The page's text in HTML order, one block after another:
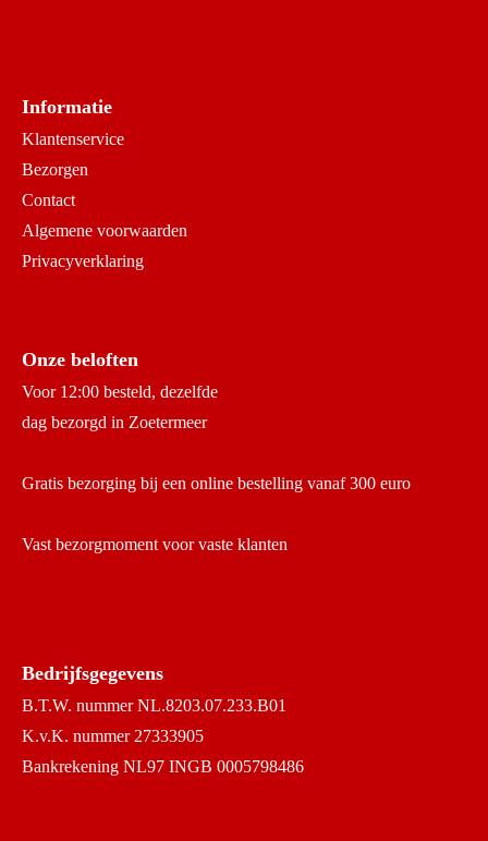
Informatie
Klantenservice
Bezorgen
Contact
Algemene voorwaarden
Privacyverklaring
Onze beloften
Voor 12:00 besteld, dezelfde
dag bezorgd in Zoetermeer
Gratis bezorging bij een online bestelling vanaf 300 euro
Vast bezorgmoment voor vaste klanten
Bedrijfsgegevens
B.T.W. nummer NL.8203.07.233.B01
K.v.K. nummer 27333905
Bankrekening NL97 INGB 0005798486